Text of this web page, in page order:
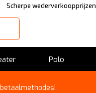
Scherpe wederverkoopprijzen
Polo